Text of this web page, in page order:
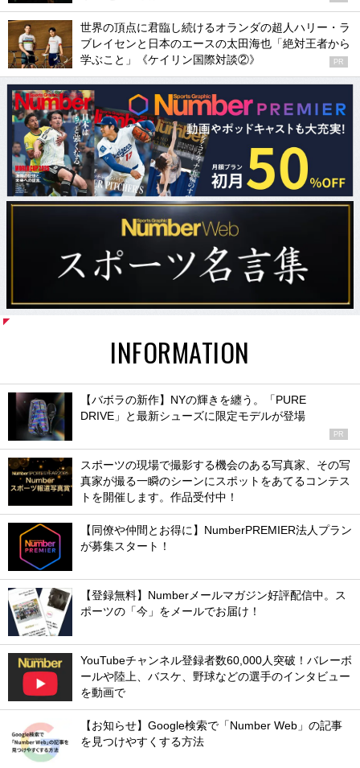
世界の頂点に君臨し続けるオランダの超人ハリー・ラ
ブレイセンと日本のエースの太田海也「絶対王者から
学ぶこと」《ケイリン国際対談②》
PR
INFORMATION
【バボラの新作】NYの輝きを纏う。「PURE
DRIVE」と最新シューズに限定モデルが登場
PR
スポーツの現場で撮影する機会のある写真家、その写
真家が撮る一瞬のシーンにスポットをあてるコンテス
トを開催します。作品受付中！
【同僚や仲間とお得に】NumberPREMIER法人プラン
が募集スタート！
【登録無料】Numberメールマガジン好評配信中。ス
ポーツの「今」をメールでお届け！
YouTubeチャンネル登録者数60,000人突破！バレーボ
ールや陸上、バスケ、野球などの選手のインタビュー
を動画で
【お知らせ】Google検索で「Number Web」の記事
を見つけやすくする方法